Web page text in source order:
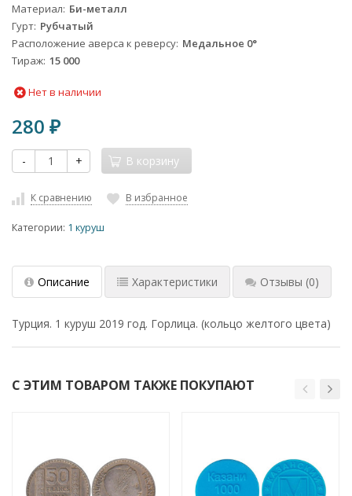
Материал Би-металл
Гурт Рубчатый
Расположение аверса к реверсу Медальное 0°
Тираж 15 000
Нет в наличии
280 ₽
- + В корзину
К сравнению В избранное
Категории: 1 куруш
Описание Характеристики Отзывы (0)
Турция. 1 куруш 2019 год. Горлица. (кольцо желтого цвета)
С ЭТИМ ТОВАРОМ ТАКЖЕ ПОКУПАЮТ